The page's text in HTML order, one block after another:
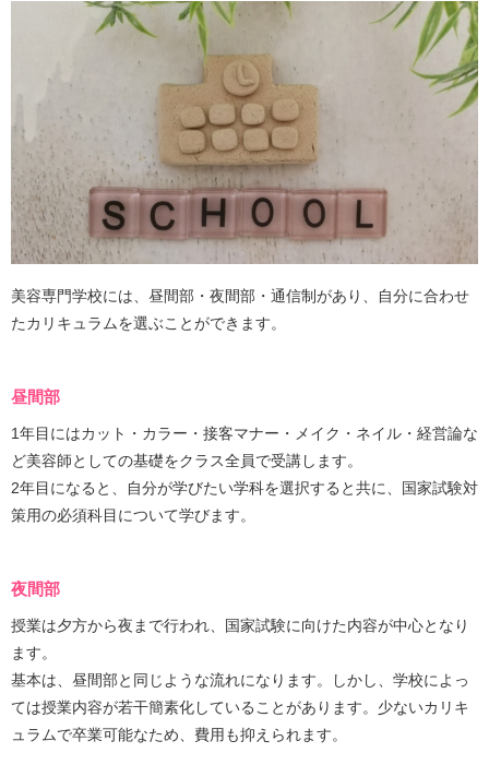
美容専門学校には、昼間部・夜間部・通信制があり、自分に合わせ
たカリキュラムを選ぶことができます。
昼間部
1年目にはカット・カラー・接客マナー・メイク・ネイル・経営論な
ど美容師としての基礎をクラス全員で受講します。
2年目になると、自分が学びたい学科を選択すると共に、国家試験対
策用の必須科目について学びます。
夜間部
授業は夕方から夜まで行われ、国家試験に向けた内容が中心となり
ます。
基本は、昼間部と同じような流れになります。しかし、学校によっ
ては授業内容が若干簡素化していることがあります。少ないカリキ
ュラムで卒業可能なため、費用も抑えられます。